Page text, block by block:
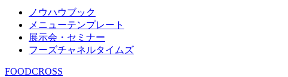
ノウハウブック
メニューテンプレート
展示会・セミナー
フーズチャネルタイムズ
FOODCROSS